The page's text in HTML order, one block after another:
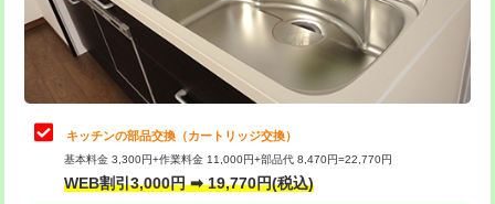
め込み）)
給水管工事※（土の掘削・埋め戻し作
11,000円
給水管工事※（塩ビ管（VP・HI）使
用/3ｍまで)
給水管工事※（塩ビ管（VP・HI）使
止水・漏水調査・防水処理・清掃・修
理・調整・分解・加工など（軽作業）
11,000円
止水・漏水調査・防水処理・清掃・修
理・調整・分解・加工など（中作業）
22,000円
止水・漏水調査・防水処理・清掃・修
理・調整・分解・加工など（重作業）
33,000円
キッチンの部品交換（カートリッジ交換）
基本料金 3,300円+作業料金 11,000円+部品代 8,470円=22,770円
WEB割引3,000円 ➡ 19,770円(税込)